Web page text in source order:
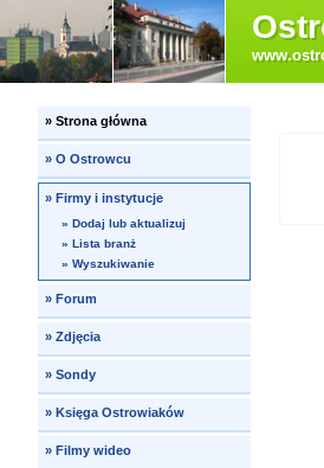
» Strona główna
» O Ostrowcu
»Firmy i instytucje
» Dodaj lub aktualizuj
» Lista branż
» Wyszukiwanie
» Forum
» Zdjęcia
» Sondy
» Księga Ostrowiaków
» Filmy wideo